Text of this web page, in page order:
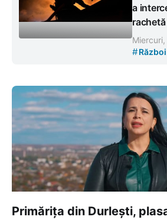
a
#
Primărița din Durlești,